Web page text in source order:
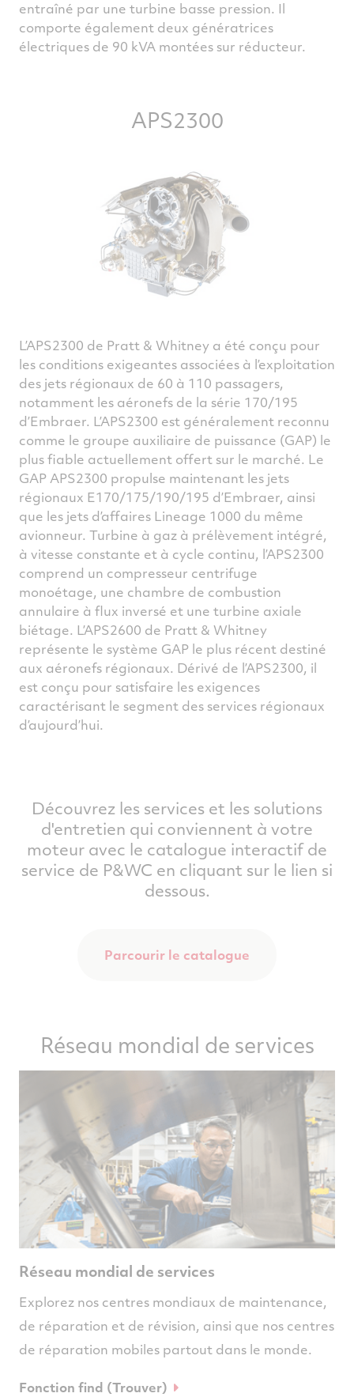
entraîné par une turbine basse pression. Il
comporte également deux génératrices
électriques de 90 kVA montées sur réducteur.
APS2300
L’APS2300 de Pratt & Whitney a été conçu pour
les conditions exigeantes associées à l’exploitation
des jets régionaux de 60 à 110 passagers,
notamment les aéronefs de la série 170/195
d’Embraer. L’APS2300 est généralement reconnu
comme le groupe auxiliaire de puissance (GAP) le
plus fiable actuellement offert sur le marché. Le
GAP APS2300 propulse maintenant les jets
régionaux E170/175/190/195 d’Embraer, ainsi
que les jets d’affaires Lineage 1000 du même
avionneur. Turbine à gaz à prélèvement intégré,
à vitesse constante et à cycle continu, l’APS2300
comprend un compresseur centrifuge
monoétage, une chambre de combustion
annulaire à flux inversé et une turbine axiale
biétage. L’APS2600 de Pratt & Whitney
représente le système GAP le plus récent destiné
aux aéronefs régionaux. Dérivé de l’APS2300, il
est conçu pour satisfaire les exigences
caractérisant le segment des services régionaux
d’aujourd’hui.
Découvrez les services et les solutions
d'entretien qui conviennent à votre
moteur avec le catalogue interactif de
service de P&WC en cliquant sur le lien si
dessous.
Parcourir le catalogue
Réseau mondial de services
Réseau mondial de services
Explorez nos centres mondiaux de maintenance,
de réparation et de révision, ainsi que nos centres
de réparation mobiles partout dans le monde.
Fonction find (Trouver)